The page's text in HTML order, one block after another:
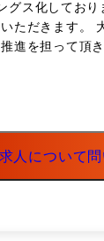
ス化してお
AIを使った業務改善や新
ング業務】 ●AI取組み
ます。 更に
人について